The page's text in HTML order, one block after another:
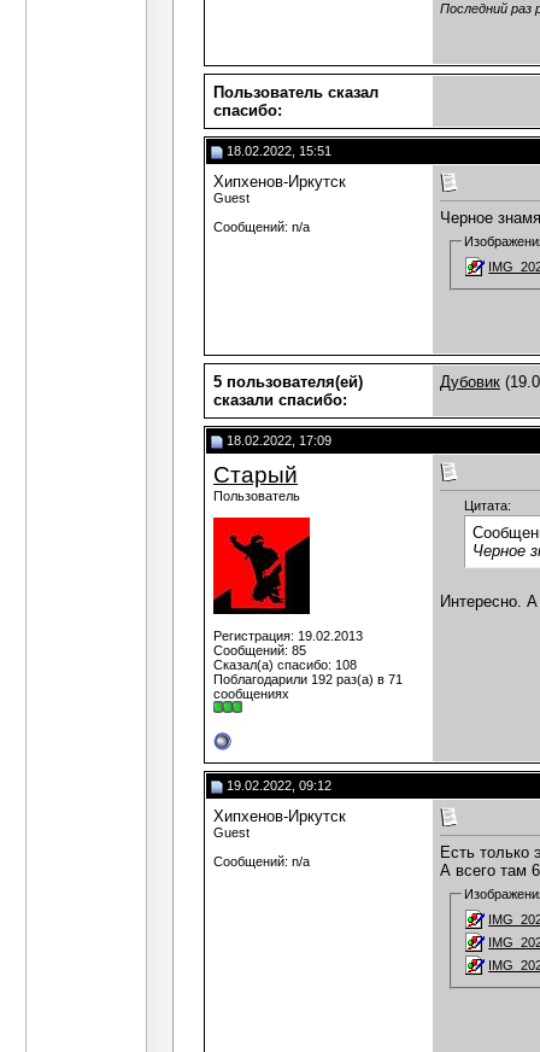
Последний раз
Пользователь сказал
cпасибо:
18.02.2022, 15:51
Хипхенов-Иркутск
Guest
Сообщений: n/a
Черное
5 пользователя(ей)
сказали cпасибо:
Дубовик
18.02.2022, 17:09
Старый
Пользователь
Регистрация: 19.02.2013
Сообщений: 85
Сказал(а) спасибо: 108
Поблагодарили 192 раз(а) в 71
сообщениях
Цитата:
Черное
Интересно.
19.02.2022, 09:12
Хипхенов-Иркутск
Guest
Сообщений: n/a
Есть только
А всего там